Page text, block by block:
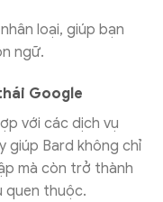
loại, giúp bạn
ngữ.
Google
với các dịch vụ
giúp Bard không chỉ
mà còn trở thành
quen thuộc.